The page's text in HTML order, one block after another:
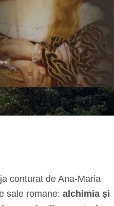
conturat de Ana-Maria
sale romane: alchimia și